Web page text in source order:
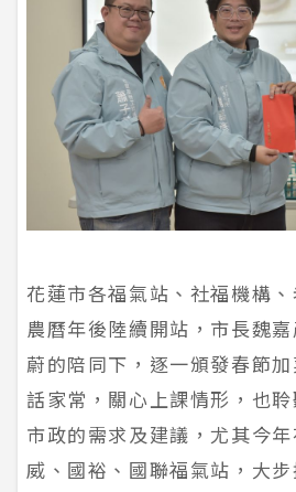
花蓮市各福氣站、社福機構
農曆年後陸續開站，市長魏
蔚的陪同下，逐一頒發春節
話家常，關心上課情形，也聆
市政的需求及建議，尤其今
威、國裕、國聯福氣站，大